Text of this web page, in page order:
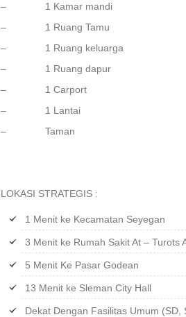
– 1 Kamar mandi
– 1 Ruang Tamu
– 1 Ruang keluarga
– 1 Ruang dapur
– 1 Carport
– 1 Lantai
– Taman
LOKASI STRATEGIS :
1 Menit ke Kecamatan Seyegan
3 Menit ke Rumah Sakit At – Turots
5 Menit Ke Pasar Godean
13 Menit ke Sleman City Hall
Dekat Dengan Fasilitas Umum (SD,